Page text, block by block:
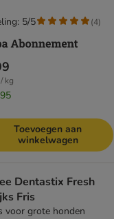
kg
5/5 (4)
Toevoegen aan
winkelwagen
Dentastix Fresh
Fris
voor grote honden